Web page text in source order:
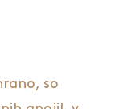
so